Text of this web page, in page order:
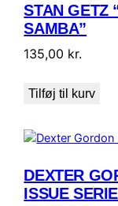
STAN GETZ
SAMBA”
135,00 kr.
Tilføj til kurv
DEXTER
ISSUE